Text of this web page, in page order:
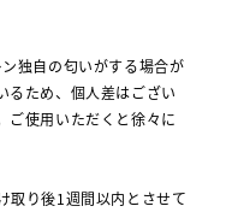
独自の匂いがする場合が
るため、個人差はござい
ご使用いただくと徐々に
取り後1週間以内とさせて